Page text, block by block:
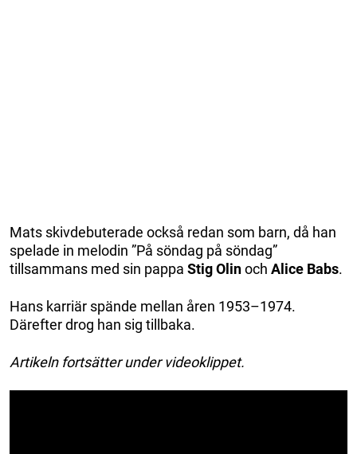
Mats skivdebuterade också redan som barn, då han
spelade in melodin ”På söndag på söndag”
tillsammans med sin pappa Stig Olinoch Alice Babs.
Hans karriär spände mellan åren 1953–1974.
Därefter drog han sig tillbaka.
Artikeln fortsätter under videoklippet.